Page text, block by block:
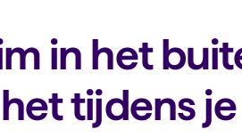
in het
tijdens je